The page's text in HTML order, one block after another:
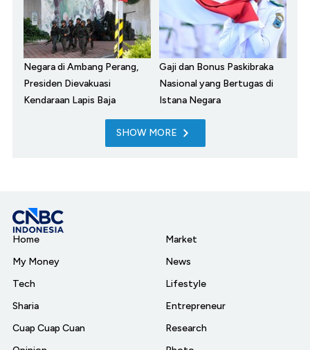
Negara di Ambang Perang,
Presiden Dievakuasi
Kendaraan Lapis Baja
Gaji dan Bonus Paskibraka
Nasional yang Bertugas di
Istana Negara
SHOW MORE
Home
My Money
Tech
Sharia
Cuap Cuap Cuan
Market
News
Lifestyle
Entrepreneur
Research